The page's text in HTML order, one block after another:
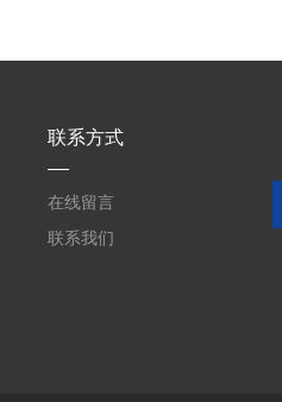
联系方式
在线留言
联系我们